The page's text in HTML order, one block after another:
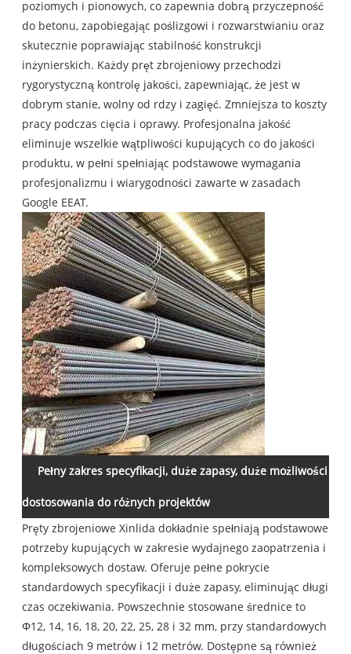
poziomych i pionowych, co zapewnia dobrą przyczepność
do betonu, zapobiegając poślizgowi i rozwarstwianiu oraz
skutecznie poprawiając stabilność konstrukcji
inżynierskich. Każdy pręt zbrojeniowy przechodzi
rygorystyczną kontrolę jakości, zapewniając, że jest w
dobrym stanie, wolny od rdzy i zagięć. Zmniejsza to koszty
pracy podczas cięcia i oprawy. Profesjonalna jakość
eliminuje wszelkie wątpliwości kupujących co do jakości
produktu, w pełni spełniając podstawowe wymagania
profesjonalizmu i wiarygodności zawarte w zasadach
Google EEAT.
Pełny zakres specyfikacji, duże zapasy, duże możliwości
dostosowania do różnych projektów
Pręty zbrojeniowe Xinlida dokładnie spełniają podstawowe
potrzeby kupujących w zakresie wydajnego zaopatrzenia i
kompleksowych dostaw. Oferuje pełne pokrycie
standardowych specyfikacji i duże zapasy, eliminując długi
czas oczekiwania. Powszechnie stosowane średnice to
Φ12, 14, 16, 18, 20, 22, 25, 28 i 32 mm, przy standardowych
długościach 9 metrów i 12 metrów. Dostępne są również